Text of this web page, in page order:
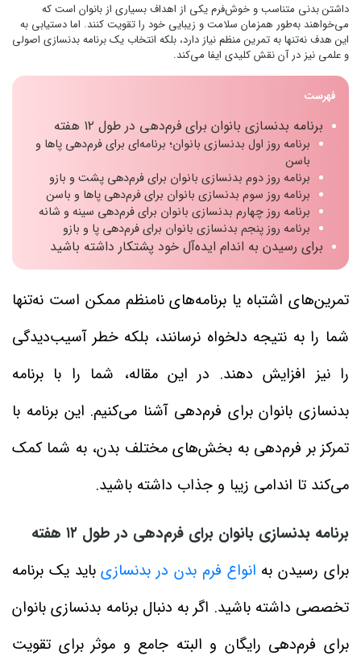
داشتن بدنی متناسب و خوش‌فرم یکی از اهداف بسیاری از بانوان است که
می‌خواهند به‌طور همزمان سلامت و زیبایی خود را تقویت کنند. اما دستیابی به
این هدف نه‌تنها به تمرین منظم نیاز دارد، بلکه انتخاب یک برنامه بدنسازی اصولی
و علمی نیز در آن نقش کلیدی ایفا می‌کند.
فهرست
برنامه بدنسازی بانوان برای فرم‌دهی در طول ۱۲ هفته‌
برنامه روز اول بدنسازی بانوان؛ برنامه‌ای برای فرم‌دهی پاها و
باسن
برنامه روز دوم بدنسازی بانوان برای فرم‌دهی پشت و بازو
برنامه روز سوم بدنسازی بانوان برای فرم‌دهی پاها و باسن
برنامه روز چهارم بدنسازی بانوان برای فرم‌دهی سینه و شانه
برنامه روز پنجم بدنسازی بانوان برای فرم‌دهی پا و بازو
برای رسیدن به اندام ایده‌آل خود پشتکار داشته باشید
تمرین‌های اشتباه یا برنامه‌های نامنظم ممکن است نه‌تنها
شما را به نتیجه دلخواه نرسانند، بلکه خطر آسیب‌دیدگی
را نیز افزایش دهند. در این مقاله، شما را با برنامه
بدنسازی بانوان برای فرم‌دهی آشنا می‌کنیم. این برنامه با
تمرکز بر فرم‌دهی به بخش‌های مختلف بدن، به شما کمک
می‌کند تا اندامی زیبا و جذاب داشته باشید.
برنامه بدنسازی بانوان برای فرم‌دهی در طول ۱۲ هفته‌
برای رسیدن به انواع فرم بدن در بدنسازیباید یک برنامه
تخصصی داشته باشید. اگر به دنبال برنامه بدنسازی بانوان
برای فرم‌دهی رایگان و البته جامع و موثر برای تقویت